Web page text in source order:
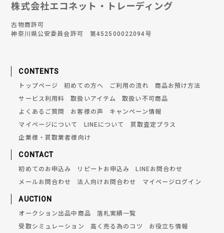
株式会社エコネット・トレーディング
古物商許可
神奈川県公安委員会許可 第452500022094号
CONTENTS
トップページ 初めての方へ ご利用の流れ
商品お預け方法
サービス利用料
取扱いアイテム
取扱い不可商品
よくあるご質問
お客様の声
キャンペーン情報
マイページについて
LINEについて
買取査定プラス
企業様・買取業者様向け
CONTACT
初めてのお申込み リピートお申込み
LINEお問合わせ
メールお問合わせ
法人向けお問合わせ マイページログイン
AUCTION
オークション出品中商品
落札実績一覧
受取シミュレーション
高く売る為のコツ
お役立ち情報